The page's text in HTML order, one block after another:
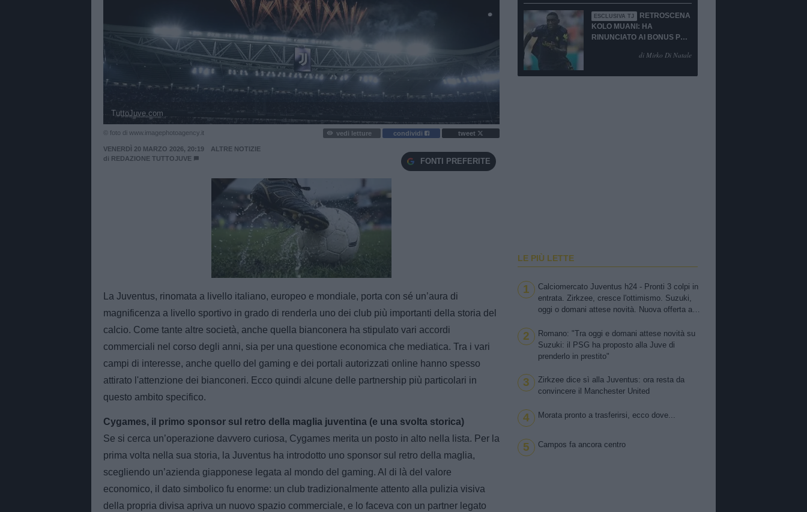
TuttoJuve.com
© foto di www.imagephotoagency.it vedi letture condividi tweet
VENERDÌ 20 MARZO 2026, 20:19
ALTRE NOTIZIE
di REDAZIONE TUTTOJUVE FONTI PREFERITE
Unmute
Loaded:
100.00%
La Juventus, rinomata a livello italiano, europeo e mondiale, porta con sé un’aura di
magnificenza a livello sportivo in grado di renderla uno dei club più importanti della storia del
calcio. Come tante altre società, anche quella bianconera ha stipulato vari accordi
commerciali nel corso degli anni, sia per una questione economica che mediatica. Tra i vari
campi di interesse, anche quello del gaming e dei portali autorizzati online hanno spesso
attirato l'attenzione dei bianconeri. Ecco quindi alcune delle partnership più particolari in
questo ambito specifico.
Cygames, il primo sponsor sul retro della maglia juventina (e una svolta storica)
Se si cerca un’operazione davvero curiosa, Cygames merita un posto in alto nella lista. Per la
prima volta nella sua storia, la Juventus ha introdotto uno sponsor sul retro della maglia,
scegliendo un’azienda giapponese legata al mondo del gaming. Al di là del valore
economico, il dato simbolico fu enorme: un club tradizionalmente attento alla pulizia visiva
della propria divisa apriva un nuovo spazio commerciale, e lo faceva con un partner legato
ESCLUSIVA TJ
RETROSCENA
KOLO MUANI: HA
RINUNCIATO AI BONUS PUR
di Mirko Di Natale
LE PIÙ LETTE
1
Calciomercato Juventus h24 - Pronti 3 colpi in
entrata. Zirkzee, cresce l'ottimismo. Suzuki,
oggi o domani attese novità. Nuova offerta a
pista fredda. Balerdi resta nei radar. David in
bilico
2
Romano: "Tra oggi e domani attese novità su
Suzuki: il PSG ha proposto alla Juve di
prenderlo in prestito"
3
Zirkzee dice sì alla Juventus: ora resta da
convincere il Manchester United
4 Morata pronto a trasferirsi, ecco dove...
5 Campos fa ancora centro